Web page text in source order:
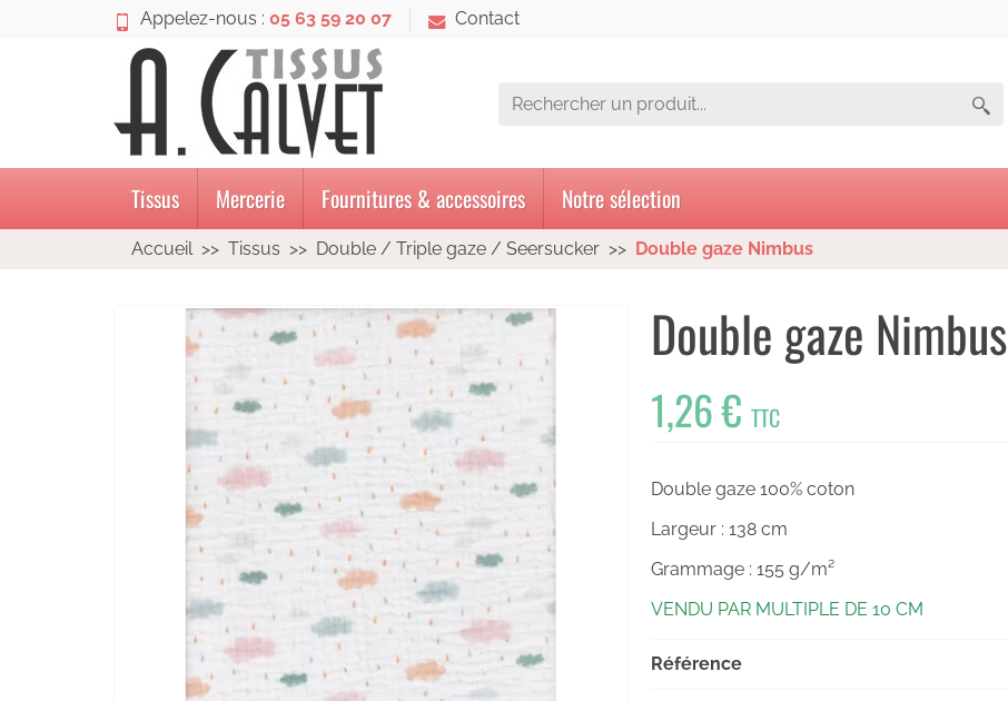
Appelez-nous : 05 63 59 20 07 Contact
Tissus Mercerie Fournitures & accessoires Notre sélection
Accueil Tissus Double / Triple gaze / Seersucker Double gaze Nimbus
Double gaze Nimbus
1,26 €TTC
Double gaze 100% coton
Largeur : 138cm
Grammage : 155 g/m²
VENDU PAR MULTIPLE DE 10 CM
Référence